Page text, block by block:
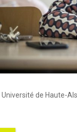
Université de Haute-